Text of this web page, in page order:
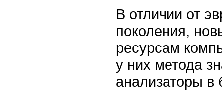
В отличии от
поколения,
ресурсам
у них метода
анализаторы в